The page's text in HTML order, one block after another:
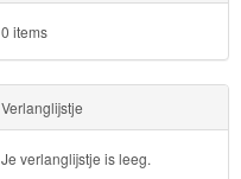
0 items
Verlanglijstje
Je verlanglijstje is leeg.